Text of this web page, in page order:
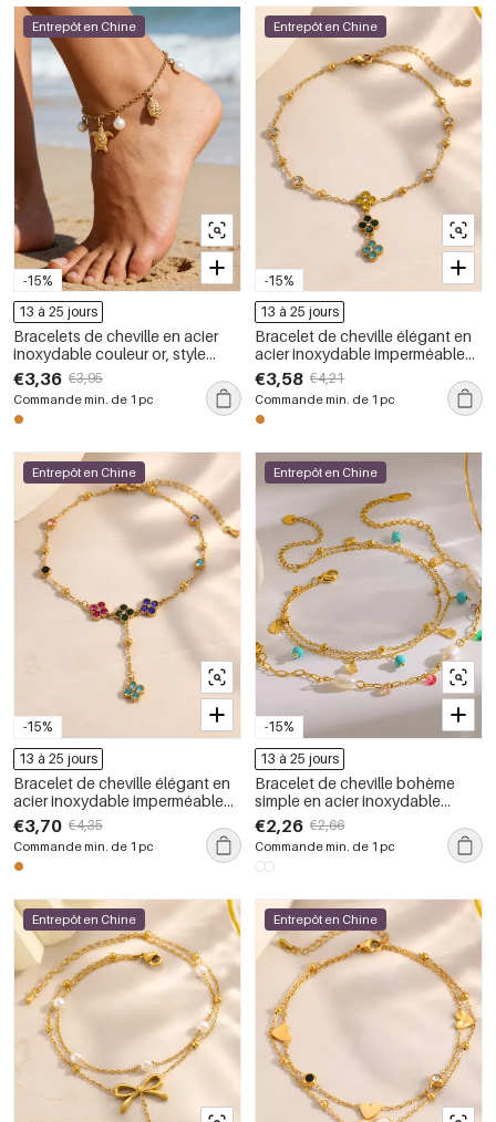
-15%
Entrepôt en Chine
13 à 25 jours
Bracelets de cheville en acier
inoxydable couleur or, style
océanique, pour les vacances
€3,36 €3,95
Commande min. de 1 pc
-15%
Entrepôt en Chine
13 à 25 jours
Bracelet de cheville élégant en
acier inoxydable imperméable
couleur or avec motif floral et
zircon
€3,58 €4,21
Commande min. de 1 pc
-15%
Entrepôt en Chine
13 à 25 jours
Bracelet de cheville élégant en
acier inoxydable imperméable
couleur or avec motif floral et
zircon
€3,70 €4,35
Commande min. de 1 pc
-15%
Entrepôt en Chine
13 à 25 jours
Bracelet de cheville bohème
simple en acier inoxydable
étanche couleur or
€2,26 €2,66
Commande min. de 1 pc
Entrepôt en Chine Entrepôt en Chine